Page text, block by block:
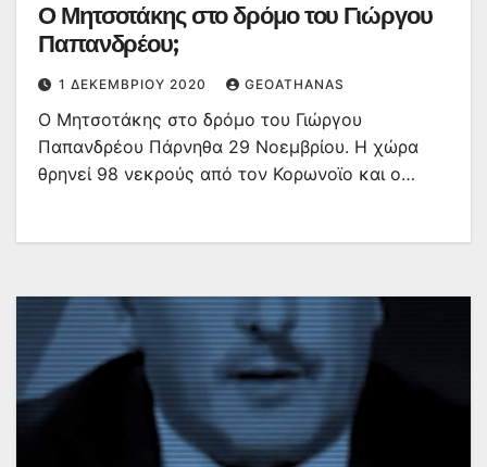
Ο Μητσοτάκης στο δρόμο του Γιώργου
Παπανδρέου;
1 ΔΕΚΕΜΒΡΊΟΥ 2020 GEOATHANAS
Ο Μητσοτάκης στο δρόμο του Γιώργου
Παπανδρέου Πάρνηθα 29 Νοεμβρίου. Η χώρα
θρηνεί 98 νεκρούς από τον Κορωνοϊο και ο…